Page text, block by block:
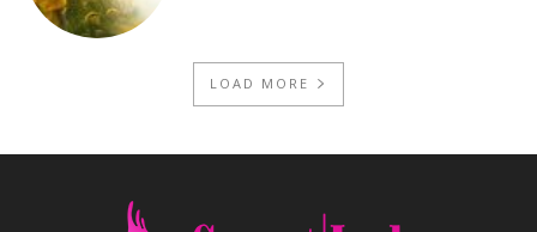
LOAD MORE